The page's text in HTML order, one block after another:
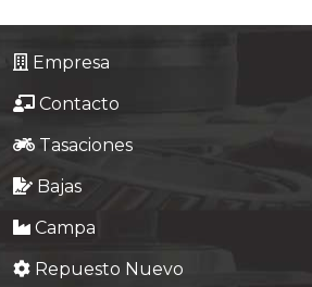
Empresa
Contacto
Tasaciones
Bajas
Campa
Repuesto Nuevo